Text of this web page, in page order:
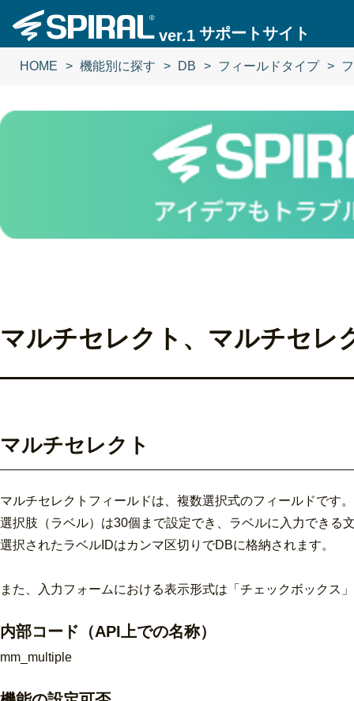
ver.1 サポートサイト
HOME 機能別に探す DB フィールドタイプ
マルチセレクト、マルチセレ
マルチセレクト
マルチセレクトフィールドは、複数選択式のフィールドです
選択肢（ラベル）は30個まで設定でき、ラベルに入力できる
選択されたラベルIDはカンマ区切りでDBに格納されます。
また、 入力フォームにおける表示形式は「チェックボックス
内部コード（API上での名称）
mm_multiple